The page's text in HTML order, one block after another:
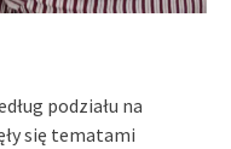
podziału na
się tematami